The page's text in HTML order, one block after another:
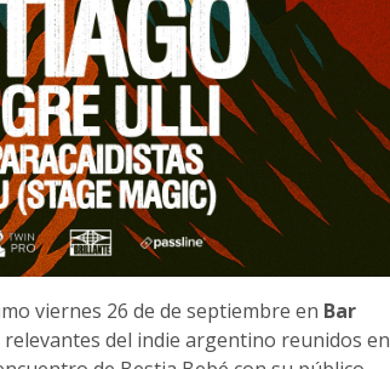
viernes 26 de de septiembre en Bar
del indie argentino reunidos en